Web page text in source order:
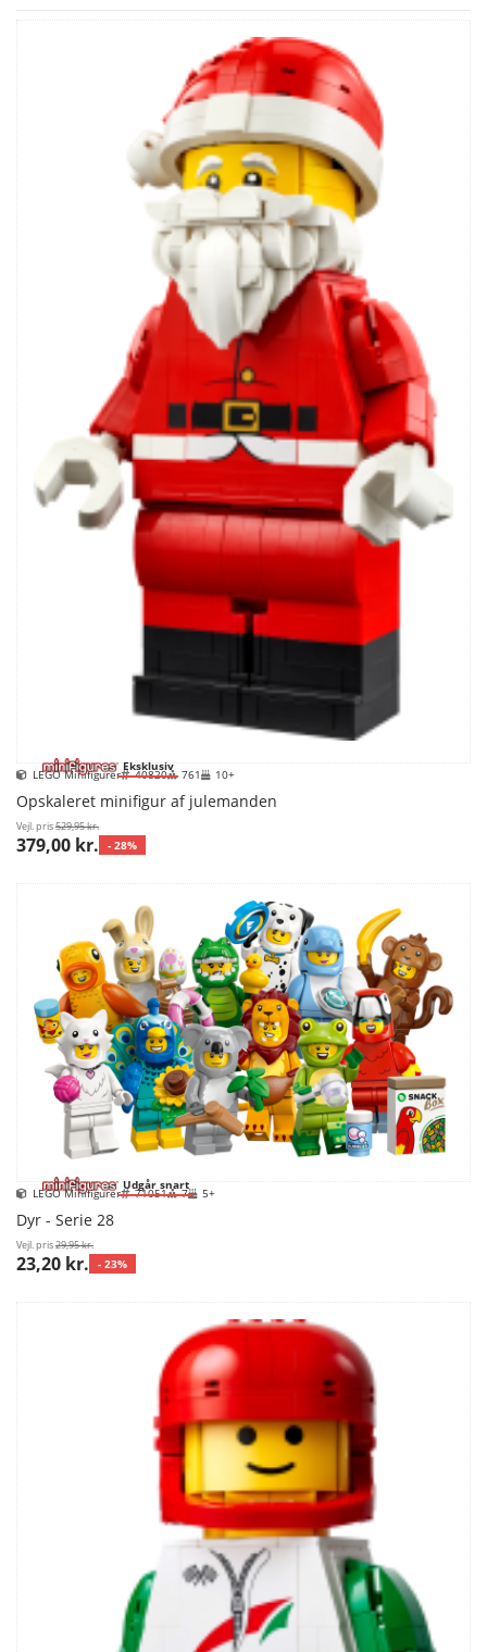
Eksklusiv
LEGO Minifigurer 40820 761 10+
Opskaleret minifigur af julemanden
Vejl. pris529,95 kr.
379,00 kr. - 28%
Udgår snart
LEGO Minifigurer 71051 7 5+
Dyr - Serie 28
Vejl. pris29,95 kr.
23,20 kr. - 23%